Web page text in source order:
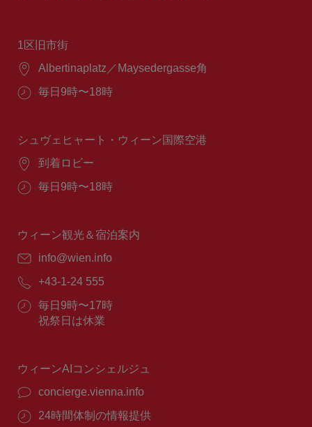
1区旧市街
場
Albertinaplatz／Maysedergasse角
営
間：
毎日9時〜18時
シュヴェヒャート・ウィーン国際空港
場
到着ロビー
営
間：
毎日9時〜18時
ウィーン観光＆宿泊案内
E
ー
ル：
info@wien.info
電
番
号：
+43-1-24 555
営
業
毎日9時〜17時
祝祭日は休業
ウィーンAIコンシェルジュ
concierge.vienna.info
24時間体制の情報提供